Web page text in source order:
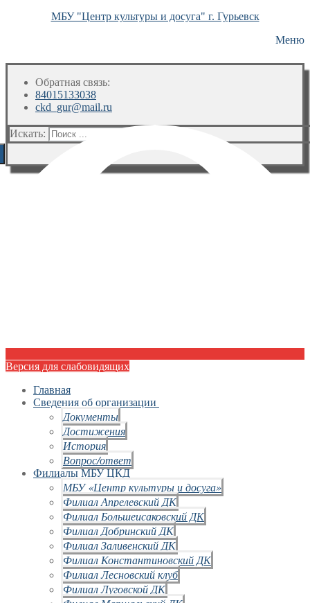
МБУ "Центр культуры и досуга" г. Гурьевск
Меню
Обратная связь:
84015133038
ckd_gur@mail.ru
Искать:
Версия для слабовидящих
Главная
Сведения об организации
Документы
Достижения
История
Вопрос/ответ
Филиалы МБУ ЦКД
МБУ «Центр культуры и досуга»
Филиал Апрелевский ДК
Филиал Большеисаковский ДК
Филиал Добринский ДК
Филиал Заливенский ДК
Филиал Константиновский ДК
Филиал Лесновский клуб
Филиал Луговской ДК